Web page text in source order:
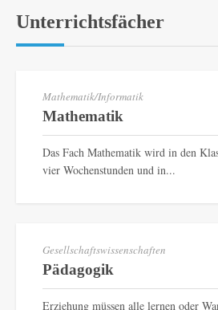
Unterrichtsfächer
Mathematik/Informatik
Mathematik
Das Fach Mathematik wird in den
vier Wochenstunden und in...
Gesellschaftswissenschaften
Pädagogik
Erziehung müssen alle lernen oder